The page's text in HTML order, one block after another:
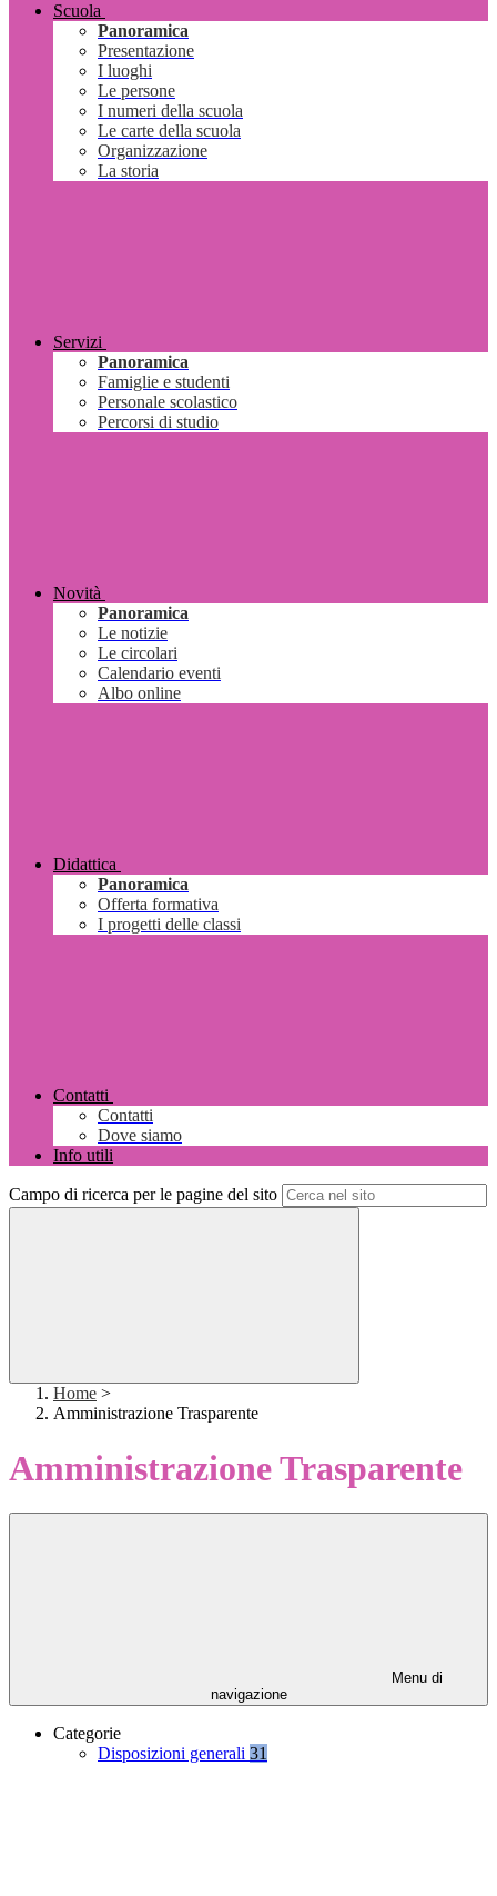
Scuola
Panoramica
Presentazione
I luoghi
Le persone
I numeri della scuola
Le carte della scuola
Organizzazione
La storia
Servizi
Panoramica
Famiglie e studenti
Personale scolastico
Percorsi di studio
Novità
Panoramica
Le notizie
Le circolari
Calendario eventi
Albo online
Didattica
Panoramica
Offerta formativa
I progetti delle classi
Contatti
Contatti
Dove siamo
Info utili
Campo di ricerca per le pagine del sito
Home >
Amministrazione Trasparente
Amministrazione Trasparente
Menu di
navigazione
Categorie
Disposizioni generali 31